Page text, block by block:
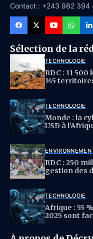
Contact : +243 982 394
Sélection de la
TECHNOLOGIE
RDC : 11
145
TECHNOLOGIE
Monde : la
USD à
RDC : 250
gestion des
TECHNOLOGIE
Afrique : 55
2025 sont